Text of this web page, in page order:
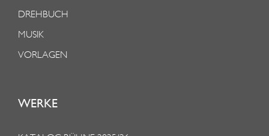
DREHBUCH
MUSIK
VORLAGEN
WERKE